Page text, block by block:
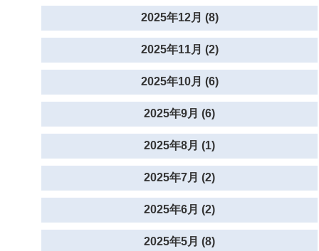
2025年12月 (8)
2025年11月 (2)
2025年10月 (6)
2025年9月 (6)
2025年8月 (1)
2025年7月 (2)
2025年6月 (2)
2025年5月 (8)